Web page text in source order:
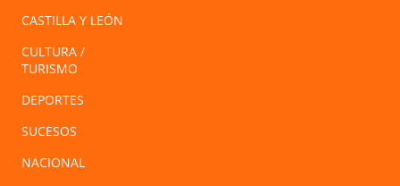
CASTILLA Y LEÓN
CULTURA /
TURISMO
DEPORTES
SUCESOS
NACIONAL